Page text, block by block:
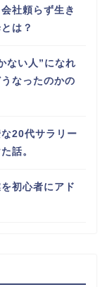
社頼らず生き
は？
ない人”になれ
なったのかの
20代サラリー
話。
初心者にアド